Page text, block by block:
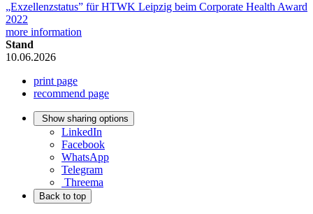
„Exzellenzstatus” für HTWK Leipzig beim Corporate Health Award
2022
more information
Stand
10.06.2026
print page
recommend page
Show sharing options
LinkedIn
Facebook
WhatsApp
Telegram
Threema
Back to top